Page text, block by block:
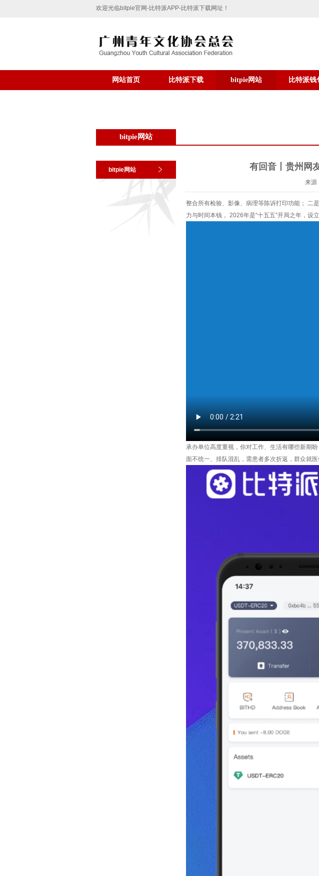
欢迎光临bitpie官网-比特派APP-比特派下载网址！
网站首页 比特派下载 bitpie网站 比特派钱
bitpie网站
bitpie网站 有回音丨贵州网
来源
整合所有检验、影像、病理等陈诉打印功能； 二
力与时间本钱， 2026年是“十五五”开局之年，设
承办单位高度重视，你对工作、生活有哪些新期
面不统一、排队混乱，需患者多次折返，群众就